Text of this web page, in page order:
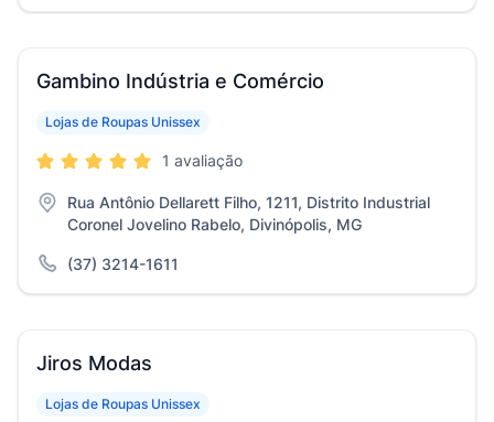
Gambino Indústria e Comércio
Lojas de Roupas Unissex
1 avaliação
Rua Antônio Dellarett Filho, 1211, Distrito Industrial
Coronel Jovelino Rabelo, Divinópolis, MG
(37) 3214-1611
Jiros Modas
Lojas de Roupas Unissex